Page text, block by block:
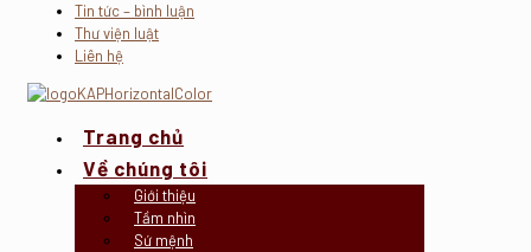
Tin tức – bình luận
Thư viện luật
Liên hệ
Trang chủ
Về chúng tôi
Giới thiệu
Tầm nhìn
Sứ mệnh